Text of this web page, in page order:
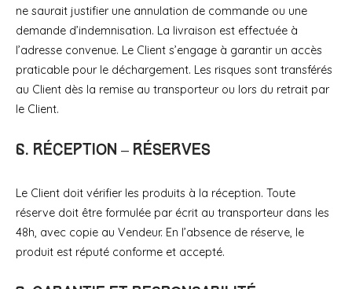
ne saurait justifier une annulation de commande ou une
demande d’indemnisation. La livraison est effectuée à
l’adresse convenue. Le Client s’engage à garantir un accès
praticable pour le déchargement. Les risques sont transférés
au Client dès la remise au transporteur ou lors du retrait par
le Client.
6. Réception – Réserves
Le Client doit vérifier les produits à la réception. Toute
réserve doit être formulée par écrit au transporteur dans les
48h, avec copie au Vendeur. En l’absence de réserve, le
produit est réputé conforme et accepté.